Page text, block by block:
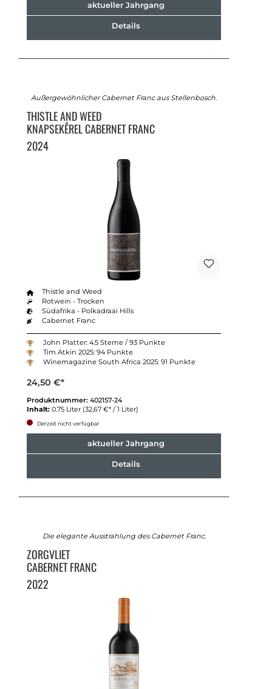
aktueller Jahrgang
Details
Außergewöhnlicher Cabernet Franc aus Stellenbosch.
THISTLE AND WEED
KNAPSEKÊREL CABERNET FRANC
2024
Thistle and Weed
Rotwein - Trocken
Südafrika - Polkadraai Hills
Cabernet Franc
John Platter: 4.5 Sterne / 93 Punkte
Tim Atkin 2025: 94 Punkte
Winemagazine South Africa 2025: 91 Punkte
24,50 €*
Produktnummer: 402157-24
Inhalt: 0.75 Liter (32,67 €* / 1 Liter)
Derzeit nicht verfügbar
aktueller Jahrgang
Details
Die elegante Ausstrahlung des Cabernet Franc.
ZORGVLIET
CABERNET FRANC
2022